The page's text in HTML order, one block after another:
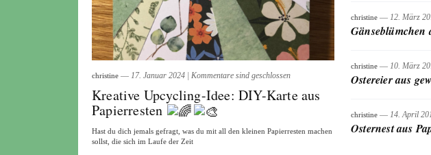
christine ― 17. Januar 2024 Kommentare sind geschlossen
Kreative Upcycling-Idee: DIY-Karte aus
Papierresten
Hast du dich jemals gefragt, was du mit all den kleinen Papierresten machen
sollst, die sich im Laufe der Zeit
christine ― 12. März
Gänseblümchen
christine ― 10. März
Ostereier aus
christine ― 14. April
Osternest aus